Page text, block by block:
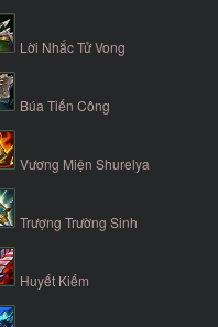
Lời Nhắc Tử Vong
Búa Tiến Công
Vương Miện Shurelya
Trượng Trường Sinh
Huyết Kiếm